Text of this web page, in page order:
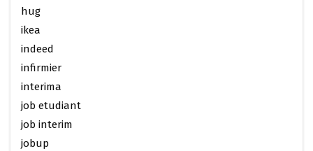
hug
ikea
indeed
infirmier
interima
job etudiant
job interim
jobup